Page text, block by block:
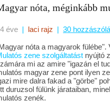
nóta, méginkább
éve | laci rajz | 30
nóta a magyarok
zene szolgáltatást nyújtó
mi az amire "igazán el
magyar zene pont ilyen
mire dalra fakad a "görbe"
duruzsol fülünk járataiban,
zenék.